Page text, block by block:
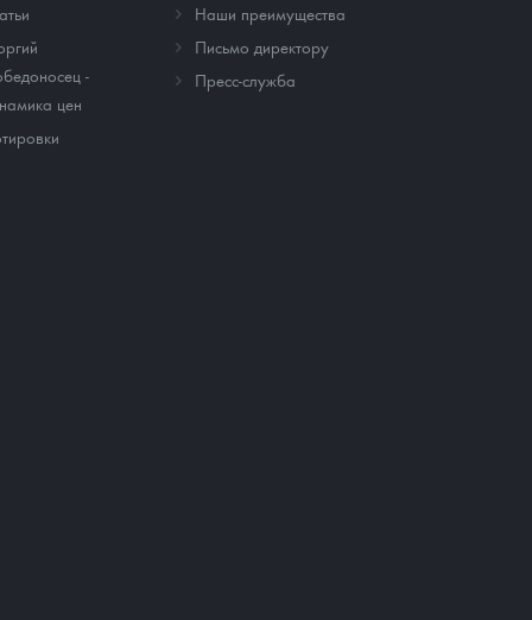
-
цен
Наши преимущества
Письмо директору
Пресс-служба